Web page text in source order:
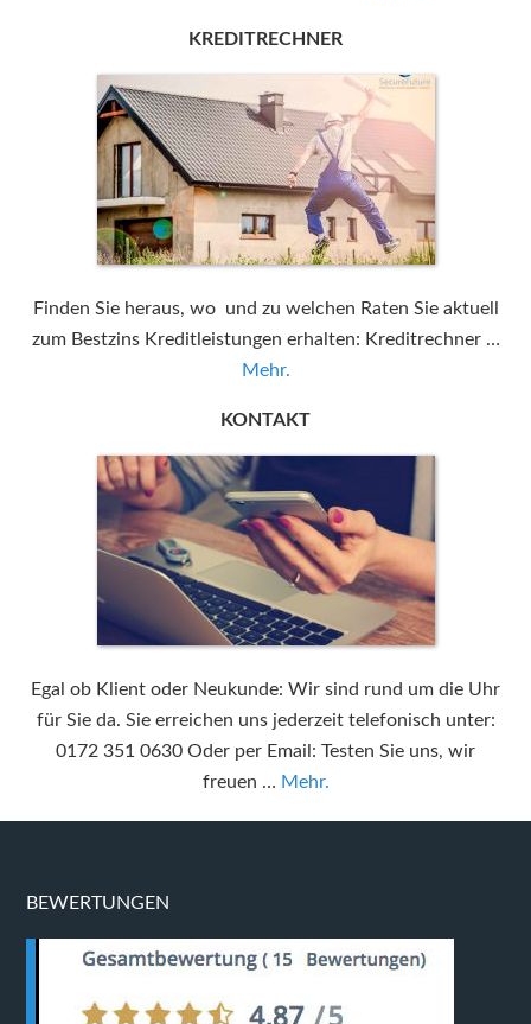
KREDITRECHNER
Finden Sie heraus, wo und zu welchen Raten Sie aktuell
zum Bestzins Kreditleistungen erhalten: Kreditrechner …
Mehr.
KONTAKT
Egal ob Klient oder Neukunde: Wir sind rund um die Uhr
für Sie da. Sie erreichen uns jederzeit telefonisch unter:
0172 351 0630 Oder per Email: Testen Sie uns, wir
freuen … Mehr.
BEWERTUNGEN